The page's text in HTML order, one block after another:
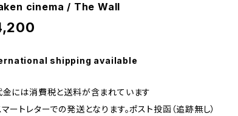
cinema / The Wall
shipping available
には消費税と送料が含まれています
ートレターでの発送となります。ポスト投函（追跡無し）